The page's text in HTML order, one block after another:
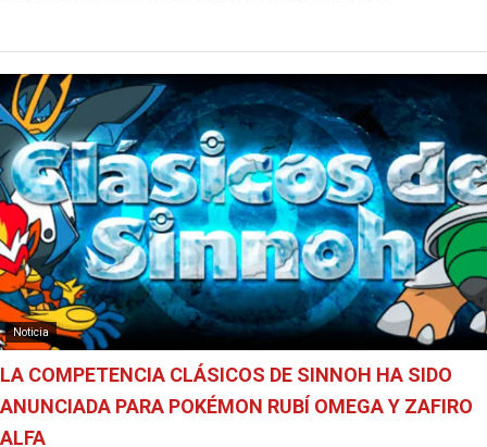
Noticia
LA COMPETENCIA CLÁSICOS DE SINNOH HA SIDO
ANUNCIADA PARA POKÉMON RUBÍ OMEGA Y ZAFIRO
ALFA